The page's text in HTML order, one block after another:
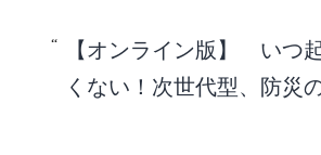
【オンライン版】 いつ
くない！次世代型、防災